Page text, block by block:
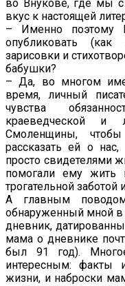
во Внукове, где мы с
вкус к настоящей
– Именно поэтому
опубликовать
зарисовки и
бабушки?
– Да, во многом
время, личный
чувства
краеведческой и
Смоленщины,
рассказать ей о
просто свидетелями
помогали ему жить
трогательной
А главным
обнаруженный мной
дневник,
мама о дневнике
был 91 год).
интересным: факты
жизни, и наброски